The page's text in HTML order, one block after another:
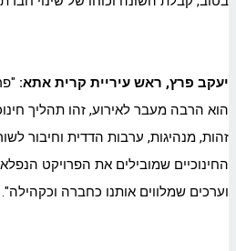
יעקב פרץ, ראש עיריית קרית אתא:
הוא הרבה מעבר לאירוע, זהו תהליך
זהות, מנהיגות, ערבות הדדית וחיבור
החינוכיים שמובילים את הפרויקט
וערכים שמלווים אותנו כחברה וכקהילה".